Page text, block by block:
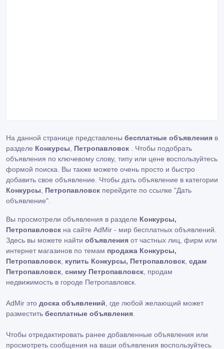
На данной странице представлены бесплатные объявления в
разделе Конкурсы Петропавловск . Чтобы подобрать
объявления по ключевому слову, типу или цене воспользуйтесь
формой поиска. Вы также можете очень просто и быстро
добавить свое объявление. Чтобы дать объявление в категории
Конкурсы
Петропавловск перейдите по ссылке "Дать
объявление"
Вы просмотрели объявления в разделе Конкурсы,
Петропавловск на сайте AdMir - мир бесплатных объявлений.
Здесь вы можете найти объявления от частных лиц, фирм или
интернет магазинов по темам продажа Конкурсы,
Петропавловск купить Конкурсы, Петропавловск сдам
Петропавловск сниму Петропавловск , продам
недвижимость в городе Петропавловск.
AdMir это доска объявлений , где любой желающий может
разместить бесплатные объявления
Чтобы отредактировать ранее добавленные объявления или
просмотреть сообщения на ваши объявления воспользуйтесь